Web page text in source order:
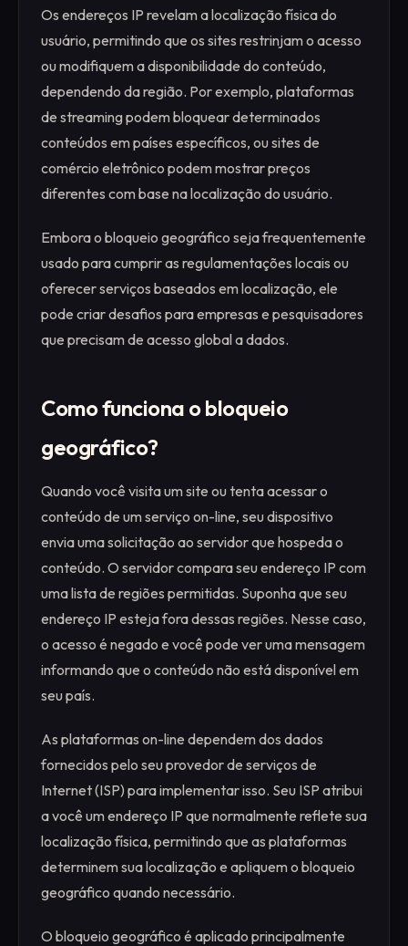
Os endereços IP revelam a localização física do
usuário, permitindo que os sites restrinjam o acesso
ou modifiquem a disponibilidade do conteúdo,
dependendo da região. Por exemplo, plataformas
de streaming podem bloquear determinados
conteúdos em países específicos, ou sites de
comércio eletrônico podem mostrar preços
diferentes com base na localização do usuário.
Embora o bloqueio geográfico seja frequentemente
usado para cumprir as regulamentações locais ou
oferecer serviços baseados em localização, ele
pode criar desafios para empresas e pesquisadores
que precisam de acesso global a dados.
Como funciona o bloqueio
geográfico?
Quando você visita um site ou tenta acessar o
conteúdo de um serviço on-line, seu dispositivo
envia uma solicitação ao servidor que hospeda o
conteúdo. O servidor compara seu endereço IP com
uma lista de regiões permitidas. Suponha que seu
endereço IP esteja fora dessas regiões. Nesse caso,
o acesso é negado e você pode ver uma mensagem
informando que o conteúdo não está disponível em
seu país.
As plataformas on-line dependem dos dados
fornecidos pelo seu provedor de serviços de
Internet (ISP) para implementar isso. Seu ISP atribui
a você um endereço IP que normalmente reflete sua
localização física, permitindo que as plataformas
determinem sua localização e apliquem o bloqueio
geográfico quando necessário.
O bloqueio geográfico é aplicado principalmente